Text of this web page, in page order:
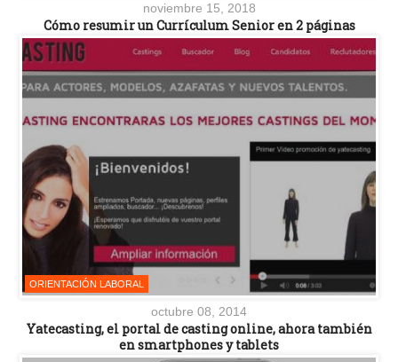
noviembre 15, 2018
Cómo resumir un Currículum Senior en 2 páginas
ORIENTACIÓN LABORAL
octubre 08, 2014
Yatecasting, el portal de casting online, ahora también
en smartphones y tablets